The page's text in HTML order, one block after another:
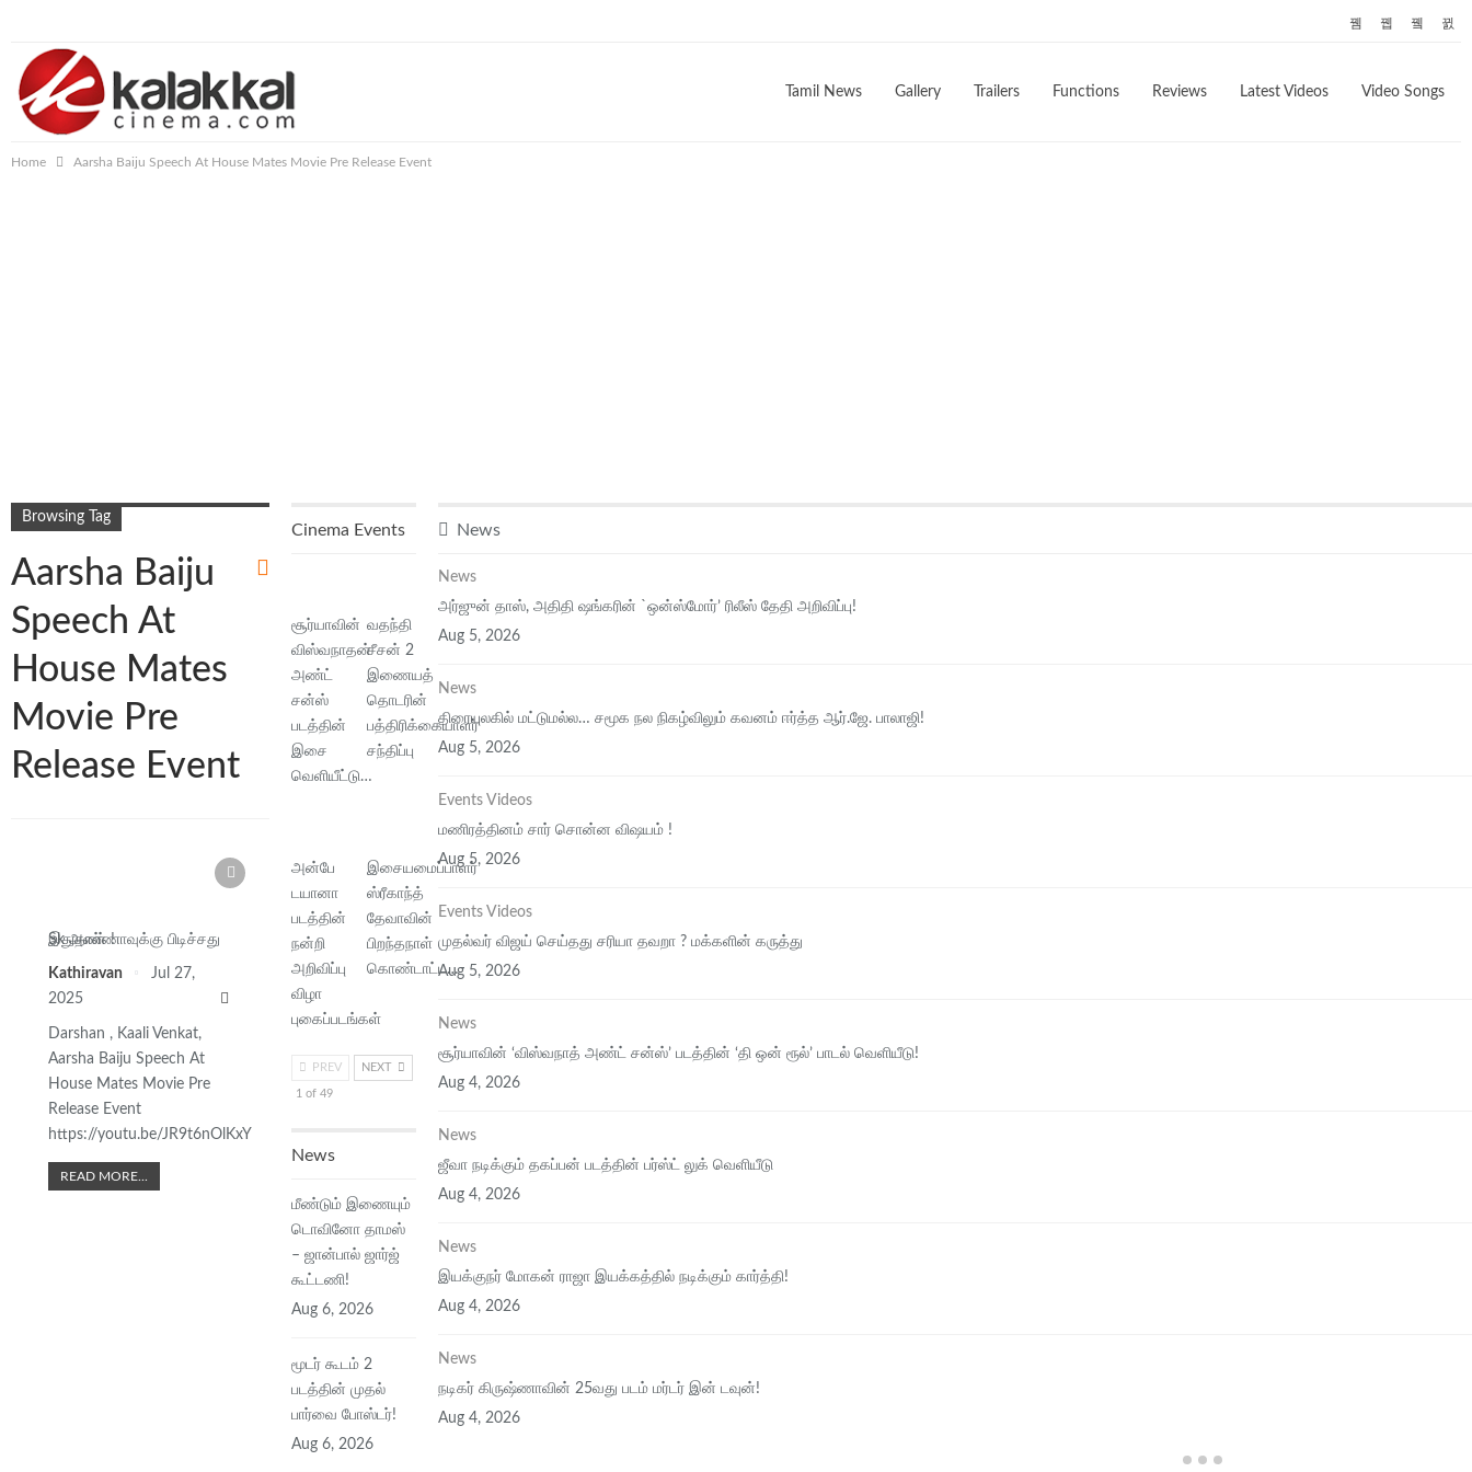
Tamil News Gallery Trailers Functions Reviews Latest Videos Video Songs
Home Aarsha Baiju Speech At House Mates Movie Pre Release Event
Browsing Tag
Aarsha Baiju
Speech At
House Mates
Movie Pre
Release Event
Sk அண்ணாவுக்கு பிடிச்சது இதுதான் !
Kathiravan
Jul 27,
2025
Darshan , Kaali Venkat,
Aarsha Baiju Speech At
House Mates Movie Pre
Release Event
https://youtu.be/JR9t6nOlKxY
READ MORE...
Cinema Events
சூர்யாவின்
விஸ்வநாதன்
அண்ட்
சன்ஸ்
படத்தின்
இசை
வெளியீட்டு…
வதந்தி
சீசன் 2
இணையத்
தொடரின்
பத்திரிக்கையாளர்
சந்திப்பு
அன்பே
டயானா
படத்தின்
நன்றி
அறிவிப்பு
விழா
புகைப்படங்கள்
இசையமைப்பாளர்
ஸ்ரீகாந்த்
தேவாவின்
பிறந்தநாள்
கொண்டாட்ட…
PREV NEXT
1 of 49
News
மீண்டும் இணையும்
டொவினோ தாமஸ்
– ஜான்பால் ஜார்ஜ்
கூட்டணி!
Aug 6, 2026
மூடர் கூடம் 2
படத்தின் முதல்
பார்வை போஸ்டர்!
Aug 6, 2026
News
News
அர்ஜுன் தாஸ், அதிதி ஷங்கரின் `ஒன்ஸ்மோர்’ ரிலீஸ் தேதி அறிவிப்பு!
Aug 5, 2026
News
திரையுலகில் மட்டுமல்ல… சமூக நல நிகழ்விலும் கவனம் ஈர்த்த ஆர்.ஜே. பாலாஜி!
Aug 5, 2026
Events Videos
மணிரத்தினம் சார் சொன்ன விஷயம் !
Aug 5, 2026
Events Videos
முதல்வர் விஜய் செய்தது சரியா தவறா ? மக்களின் கருத்து
Aug 5, 2026
News
சூர்யாவின் ‘விஸ்வநாத் அண்ட் சன்ஸ்’ படத்தின் ‘தி ஒன் ரூல்’ பாடல் வெளியீடு!
Aug 4, 2026
News
ஜீவா நடிக்கும் தகப்பன் படத்தின் பர்ஸ்ட் லுக் வெளியீடு
Aug 4, 2026
News
இயக்குநர் மோகன் ராஜா இயக்கத்தில் நடிக்கும் கார்த்தி!
Aug 4, 2026
News
நடிகர் கிருஷ்ணாவின் 25வது படம் மர்டர் இன் டவுன்!
Aug 4, 2026